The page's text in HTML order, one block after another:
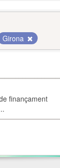
Girona
finançament